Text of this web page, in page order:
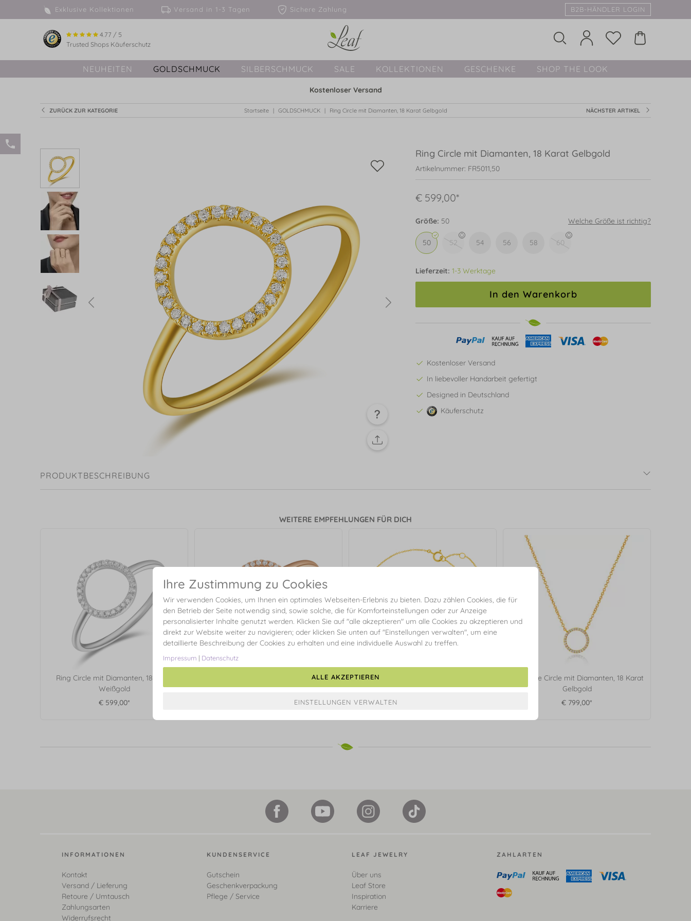
Exklusive Kollektionen Versand in 1-3 Tagen Sichere Zahlung B2B-HÄNDLER LOGIN
4.77 / 5
Trusted Shops Käuferschutz
NEUHEITEN GOLDSCHMUCK SILBERSCHMUCK SALE KOLLEKTIONEN GESCHENKE SHOP THE LOOK
Kostenloser Versand
ZURÜCK ZUR KATEGORIE Startseite GOLDSCHMUCK Ring Circle mit Diamanten, 18 Karat Gelbgold NÄCHSTER ARTIKEL
Ring Circle mit Diamanten, 18 Karat Gelbgold
Artikelnummer: FR5011,50
€ 599,00*
Größe: 50 Welche Größe ist richtig?
50 52 54 56 58 60
Lieferzeit: 1-3 Werktage
In den Warenkorb
Kostenloser Versand
In liebevoller Handarbeit gefertigt
Designed in Deutschland
Käuferschutz
PRODUKTBESCHREIBUNG
WEITERE EMPFEHLUNGEN FÜR DICH
Ring Circle mit Diamanten, 18 Karat
Weißgold
€ 599,00*
Ring Circle mit Diamanten, 18 Karat
Rosegold
Armkette Circle mit Diamanten, 18 Karat
Gelbgold
Halskette Circle mit Diamanten, 18 Karat
Gelbgold
€ 799,00*
INFORMATIONEN
Kontakt
Versand / Lieferung
Retoure / Umtausch
Zahlungsarten
Widerrufsrecht
KUNDENSERVICE
Gutschein
Geschenkverpackung
Pflege / Service
LEAF JEWELRY
Über uns
Leaf Store
Inspiration
Karriere
ZAHLARTEN
Ihre Zustimmung zu Cookies
Wir verwenden Cookies, um Ihnen ein optimales Webseiten-Erlebnis zu bieten. Dazu zählen Cookies, die für
den Betrieb der Seite notwendig sind, sowie solche, die für Komforteinstellungen oder zur Anzeige
personalisierter Inhalte genutzt werden. Klicken Sie auf "alle akzeptieren" um alle Cookies zu akzeptieren und
direkt zur Website weiter zu navigieren; oder klicken Sie unten auf "Einstellungen verwalten", um eine
detaillierte Beschreibung der Cookies zu erhalten und eine individuelle Auswahl zu treffen.
Impressum | Datenschutz
ALLE AKZEPTIEREN